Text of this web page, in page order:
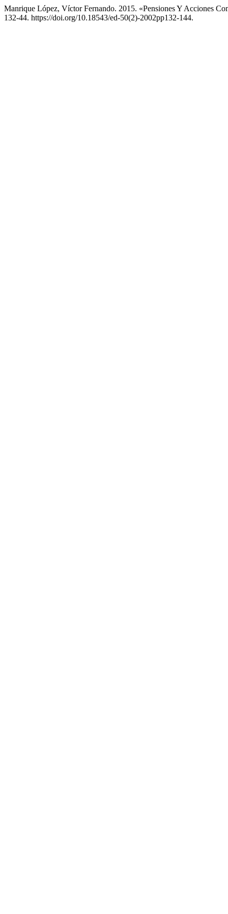
Manrique López, Víctor Fernando. 2015. «Pensiones Y Acciones
132-44. https://doi.org/10.18543/ed-50(2)-2002pp132-144.